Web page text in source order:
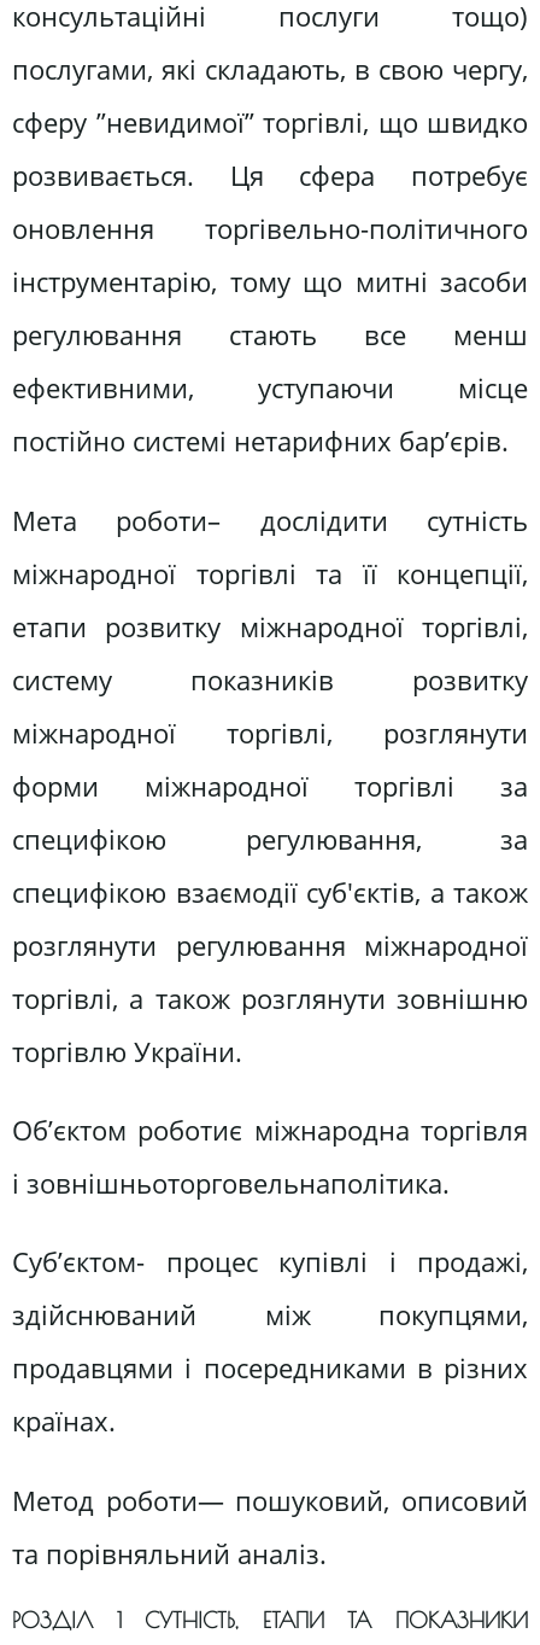
консультаційні послуги тощо)
послугами, які складають, в свою чергу,
сферу ”невидимої” торгівлі, що швидко
розвивається. Ця сфера потребує
оновлення торгівельно-політичного
інструментарію, тому що митні засоби
регулювання стають все менш
ефективними, уступаючи місце
постійно системі нетарифних бар’єрів.
Мета роботи– дослідити сутність
міжнародної торгівлі та її концепції,
етапи розвитку міжнародної торгівлі,
систему показників розвитку
міжнародної торгівлі, розглянути
форми міжнародної торгівлі за
специфікою регулювання, за
специфікою взаємодії суб'єктів, а також
розглянути регулювання міжнародної
торгівлі, а також розглянути зовнішню
торгівлю України.
Об’єктом роботиє міжнародна торгівля
і зовнішньоторговельнаполітика.
Суб’єктом- процес купівлі і продажі,
здійснюваний між покупцями,
продавцями і посередниками в різних
країнах.
Метод роботи— пошуковий, описовий
та порівняльний аналіз.
РОЗДІЛ 1 СУТНІСТЬ, ЕТАПИ ТА ПОКАЗНИКИ